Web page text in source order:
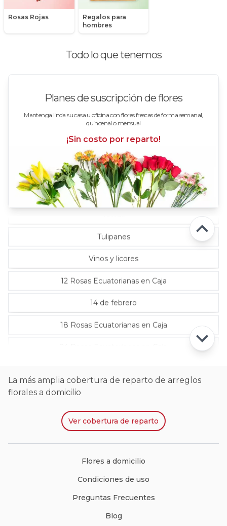
Rosas Rojas
Regalos para
hombres
Todo lo que tenemos
Planes de suscripción de flores
Mantenga linda su casa u oficina con flores frescas de forma semanal,
quincenal o mensual
¡Sin costo por reparto!
12 Rosas Ecuatorianas en Caja
14 de febrero
18 Rosas Ecuatorianas en Caja
Rosas Damasco
Rosas en arreglos
Rosas Fucsia
Rosas Lila
Rosas Rojas
Rosas Rosadas
Rosas verde limón
Tulipanes
Vinos y licores
La más amplia cobertura de reparto de arreglos
florales a domicilio
Ver cobertura de reparto
Flores a domicilio
Condiciones de uso
Preguntas Frecuentes
Blog